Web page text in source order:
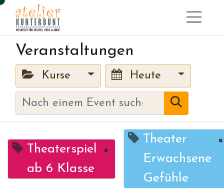
Veranstaltungen
Kurse Heute
Theaterspiel
ab 6 Klasse
×
Theater
Erwachsene
Gefühle
×